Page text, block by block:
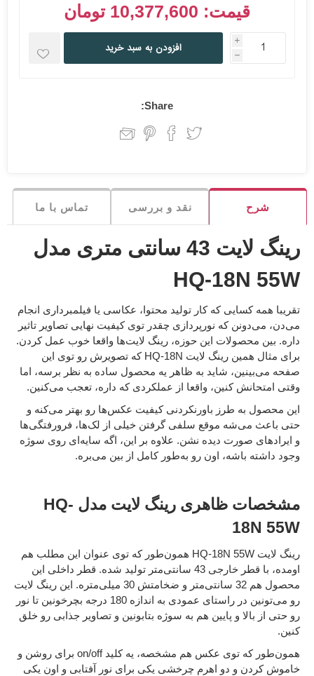
قیمت: 10,377,600 تومان
i
h
افزودن به سبد خرید
Share:
شرح نقد و بررسی تماس با ما
رینگ لایت 43 سانتی متری مدل
HQ-18N 55W
تقریبا همه کسایی که کار تولید محتوا، عکاسی یا فیلمبرداری انجام
می‌دن، می‌دونن که نورپردازی چقدر توی کیفیت نهایی تصاویر تاثیر
داره. بین محصولات این حوزه، رینگ‌ لایت‌ها واقعا خوب عمل کردن.
برای مثال همین رینگ لایت HQ-18N که تصویرش رو توی این
صفحه می‌بینین، شاید به ظاهر یه محصول ساده به نظر برسه، اما
وقتی امتحانش کنین، واقعا از عملکردی که داره، تعجب می‌کنین.
این محصول به طرز باورنکردنی کیفیت عکس‌ها رو بهتر می‌کنه و
حتی باعث می‌شه موقع سلفی گرفتن خیلی از لک‌ها، فرورفتگی‌ها
و ایرادهای صورت دیده نشن. علاوه بر این، اگه سایه‌ای روی سوژه
وجود داشته باشه، اون رو به‌طور کامل از بین می‌بره.
مشخصات ظاهری رینگ لایت مدل HQ-
18N 55W
رینگ لایت HQ-18N 55W همون‌طور که توی عنوان این مطلب هم
اومده، با قطر خارجی 43 سانتی‌متر تولید شده. قطر داخلی این
محصول هم 32 سانتی‌متر و ضخامتش 30 میلی‌متره. این رینگ لایت
رو می‌تونین در راستای عمودی به اندازه 180 درجه بچرخونین تا نور
رو حتی از بالا و پایین هم به سوژه بتابونین و تصاویر جذابی رو خلق
کنین.
همون‌طور که توی عکس هم مشخصه، یه کلید on/off برای روشن و
خاموش کردن و دو اهرم چرخشی یکی برای نور آفتابی و اون یکی